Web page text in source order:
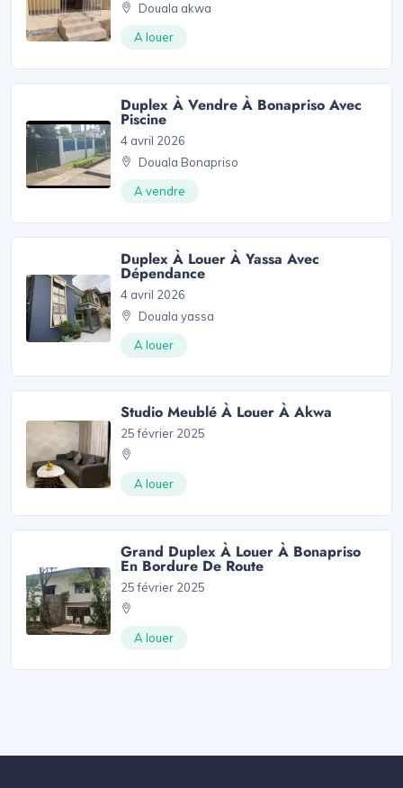
Douala akwa
A louer
Duplex À Vendre À Bonapriso Avec
Piscine
4 avril 2026
Douala Bonapriso
A vendre
Duplex À Louer À Yassa Avec
Dépendance
4 avril 2026
Douala yassa
A louer
Studio Meublé À Louer À Akwa
25 février 2025
A louer
Grand Duplex À Louer À Bonapriso
En Bordure De Route
25 février 2025
A louer